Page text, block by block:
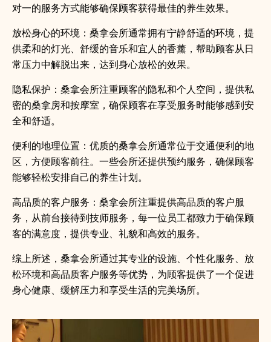
对一的服务方式能够确保顾客获得最佳的养生效果。
放松身心的环境：桑拿会所通常拥有宁静舒适的环境，提
供柔和的灯光、舒缓的音乐和宜人的香薰，帮助顾客从日
常压力中解脱出来，达到身心放松的效果。
隐私保护：桑拿会所注重顾客的隐私和个人空间，提供私
密的桑拿房和按摩室，确保顾客在享受服务时能够感到安
全和舒适。
便利的地理位置：优质的桑拿会所通常位于交通便利的地
区，方便顾客前往。一些会所还提供预约服务，确保顾客
能够轻松安排自己的养生计划。
高品质的客户服务：桑拿会所注重提供高品质的客户服
务，从前台接待到技师服务，每一位员工都致力于确保顾
客的满意度，提供专业、礼貌和高效的服务。
综上所述，桑拿会所通过其专业的设施、个性化服务、放
松环境和高品质客户服务等优势，为顾客提供了一个促进
身心健康、缓解压力和享受生活的完美场所。